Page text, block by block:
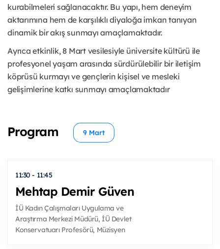
kurabilmeleri sağlanacaktır. Bu yapı, hem deneyim
aktarımına hem de karşılıklı diyaloğa imkan tanıyan
dinamik bir akış sunmayı amaçlamaktadır.
Ayrıca etkinlik, 8 Mart vesilesiyle üniversite kültürü ile
profesyonel yaşam arasında sürdürülebilir bir iletişim
köprüsü kurmayı ve gençlerin kişisel ve mesleki
gelişimlerine katkı sunmayı amaçlamaktadır
Program 9 Mart
11:30 - 11:45
Mehtap Demir Güven
İÜ Kadın Çalışmaları Uygulama ve
Araştırma Merkezi Müdürü, İÜ Devlet
Konservatuarı Profesörü, Müzisyen